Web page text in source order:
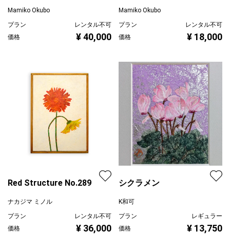
Mamiko Okubo
プラン
レンタル不可
価格
¥ 40,000
Mamiko Okubo
プラン
レンタル不可
価格
¥ 18,000
Red Structure No.289
ナカジマ ミノル
プラン
レンタル不可
価格
¥ 36,000
シクラメン
K和可
プラン
レギュラー
価格
¥ 13,750